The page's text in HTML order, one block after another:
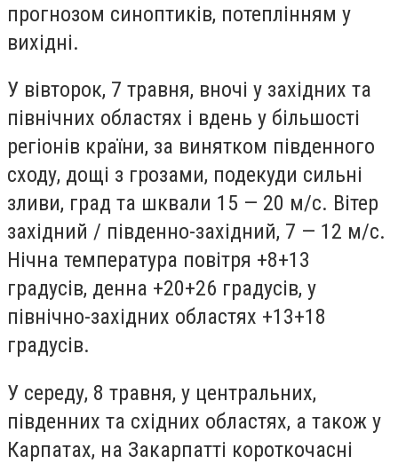
прогнозом синоптиків, потеплінням у
вихідні.
У вівторок, 7 травня, вночі у західних та
північних областях і вдень у більшості
регіонів країни, за винятком південного
сходу, дощі з грозами, подекуди сильні
зливи, град та шквали 15 — 20 м/с. Вітер
західний / південно-західний, 7 — 12 м/с.
Нічна температура повітря +8+13
градусів, денна +20+26 градусів, у
північно-західних областях +13+18
градусів.
У середу, 8 травня, у центральних,
південних та східних областях, а також у
Карпатах, на Закарпатті короткочасні